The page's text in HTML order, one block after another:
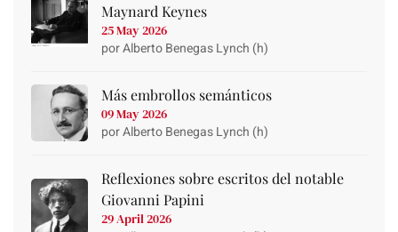
Maynard Keynes
25 May 2026
por Alberto Benegas Lynch (h)
Más embrollos semánticos
09 May 2026
por Alberto Benegas Lynch (h)
Reflexiones sobre escritos del notable
Giovanni Papini
29 April 2026